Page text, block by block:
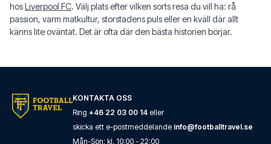
hosLiverpool FC. Välj plats efter vilken sorts resa du vill ha: rå
passion, varm matkultur, storstadens puls eller en kväll där allt
känns lite oväntat. Det är ofta där den bästa historien börjar.
KONTAKTA OSS
Ring +46 22 03 00 14 eller
skicka ett e-postmeddelande info@footballtravel.se
Mån-Sön: kl. 10:00 - 22:00